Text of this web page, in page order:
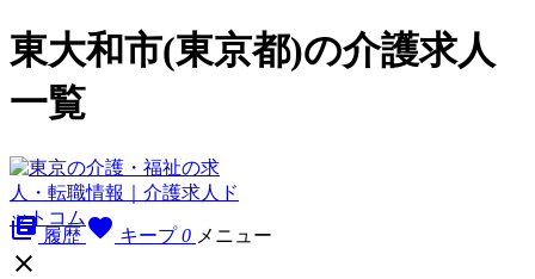
東大和市(東京都)の介護求人
一覧
library_books 履歴 favorite キープ 0 メニュー
